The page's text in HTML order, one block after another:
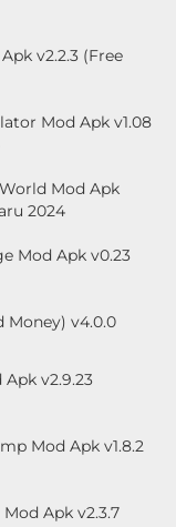
v2.2.3 (Free
Mod Apk v1.08
Mod Apk
2024
Mod Apk v0.23
Money) v4.0.0
v2.9.23
Mod Apk v1.8.2
Apk v2.3.7